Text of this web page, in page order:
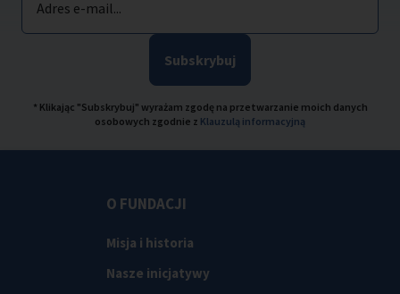
Adres e-mail...
Subskrybuj
* Klikając "Subskrybuj" wyrażam zgodę na przetwarzanie moich danych
osobowych zgodnie z Klauzulą informacyjną
O FUNDACJI
Misja i historia
Nasze inicjatywy